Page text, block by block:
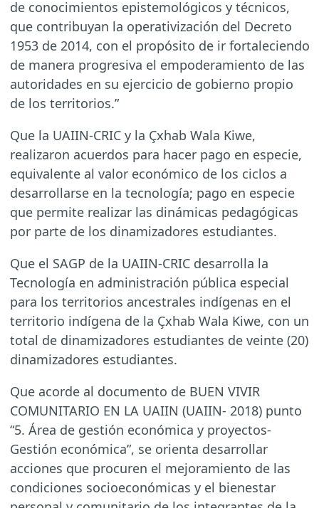
de conocimientos epistemológicos y técnicos,
que contribuyan la operativización del Decreto
1953 de 2014, con el propósito de ir fortaleciendo
de manera progresiva el empoderamiento de las
autoridades en su ejercicio de gobierno propio
de los territorios.”
Que la UAIIN-CRIC y la Çxhab Wala Kiwe,
realizaron acuerdos para hacer pago en especie,
equivalente al valor económico de los ciclos a
desarrollarse en la tecnología; pago en especie
que permite realizar las dinámicas pedagógicas
por parte de los dinamizadores estudiantes.
Que el SAGP de la UAIIN-CRIC desarrolla la
Tecnología en administración pública especial
para los territorios ancestrales indígenas en el
territorio indígena de la Çxhab Wala Kiwe, con un
total de dinamizadores estudiantes de veinte (20)
dinamizadores estudiantes.
Que acorde al documento de BUEN VIVIR
COMUNITARIO EN LA UAIIN (UAIIN- 2018) punto
“5. Área de gestión económica y proyectos-
Gestión económica”, se orienta desarrollar
acciones que procuren el mejoramiento de las
condiciones socioeconómicas y el bienestar